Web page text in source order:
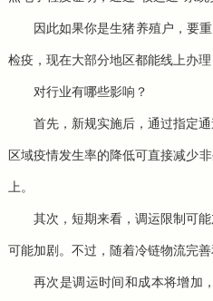
因此如果你是生猪养殖 户，要
检疫，现在大部分地区都能线上办
对行业有哪些影响？
首先，新规实施后，通过指定
区域疫情发生率的降低可直接减少
上。
其次，短期来看，调运限制可
可能加剧。不过，随着冷链物流完
再次是调运时间和成本将增加